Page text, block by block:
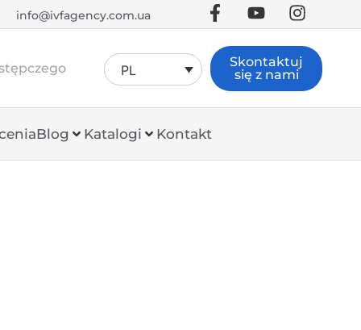
info@ivfagency.com.ua
PL
Skontaktuj
się z nami
Blog Katalogi Kontakt